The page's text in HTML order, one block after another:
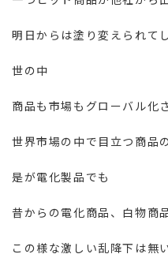
明日からは塗り変えられてし
世の中
商品も市場もグローバル化
世界市場の中で目立つ商品
是が電化製品でも
昔からの電化商品、白物商
この様な激しい乱降下は無